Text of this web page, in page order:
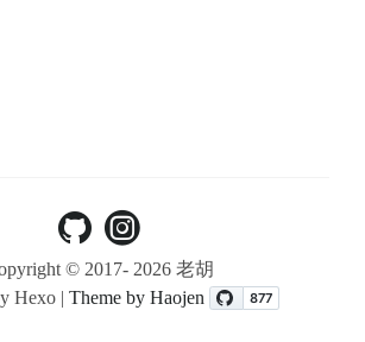
© 2017-2026 老胡
Hexo | Theme by Haojen